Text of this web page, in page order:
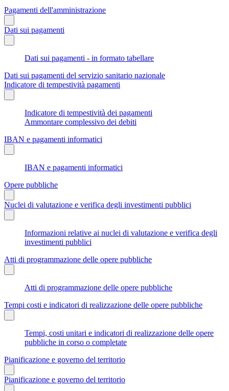
Pagamenti dell'amministrazione
Dati sui pagamenti
Dati sui pagamenti - in formato tabellare
Dati sui pagamenti del servizio sanitario nazionale
Indicatore di tempestività pagamenti
Indicatore di tempestività dei pagamenti
Ammontare complessivo dei debiti
IBAN e pagamenti informatici
IBAN e pagamenti informatici
Opere pubbliche
Nuclei di valutazione e verifica degli investimenti pubblici
Informazioni relative ai nuclei di valutazione e verifica degli
investimenti pubblici
Atti di programmazione delle opere pubbliche
Atti di programmazione delle opere pubbliche
Tempi costi e indicatori di realizzazione delle opere pubbliche
Tempi, costi unitari e indicatori di realizzazione delle opere
pubbliche in corso o completate
Pianificazione e governo del territorio
Pianificazione e governo del territorio